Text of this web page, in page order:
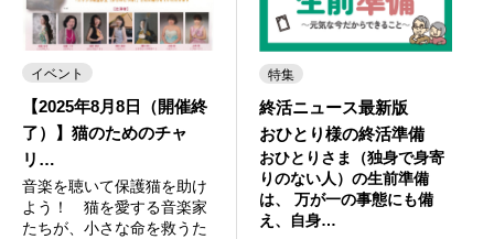
イベント
【2025年8月8日（開催終
了）】猫のためのチャ
リ…
音楽を聴いて保護猫を助け
よう！ 猫を愛する音楽家
たちが、小さな命を救うた
特集
終活ニュース最新版
おひとり様の終活準備
おひとりさま（独身で身寄
りのない人）の生前準備
は、 万が一の事態にも備
え、自身…